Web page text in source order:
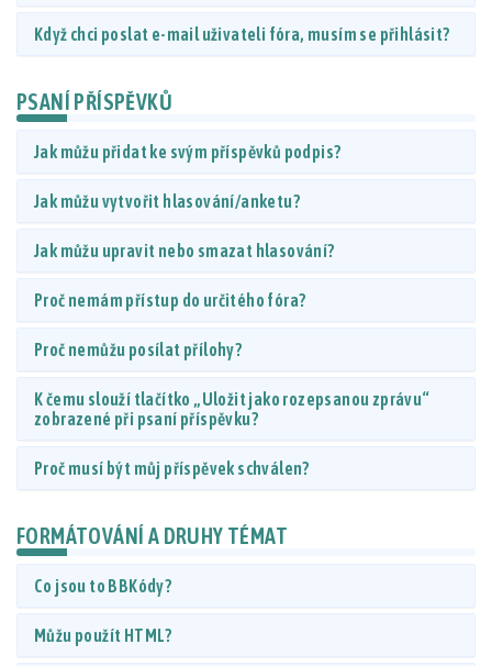
Když chci poslat e-mail uživateli fóra, musím se přihlásit?
PSANÍ PŘÍSPĚVKŮ
Jak můžu přidat ke svým příspěvků podpis?
Jak můžu vytvořit hlasování/anketu?
Jak můžu upravit nebo smazat hlasování?
Proč nemám přístup do určitého fóra?
Proč nemůžu posílat přílohy?
K čemu slouží tlačítko „Uložit jako rozepsanou zprávu“
zobrazené při psaní příspěvku?
Proč musí být můj příspěvek schválen?
FORMÁTOVÁNÍ A DRUHY TÉMAT
Co jsou to BBKódy?
Můžu použít HTML?